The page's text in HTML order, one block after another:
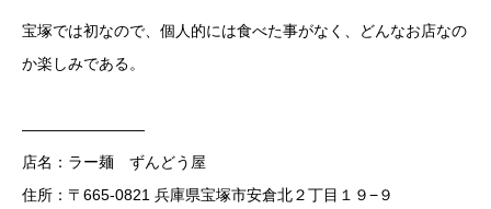
宝塚では初なので、個人的には食べた事がなく、どんなお店なの
か楽しみである。
————————
店名：ラー麺 ずんどう屋
住所：〒665-0821 兵庫県宝塚市安倉北２丁目１９−９